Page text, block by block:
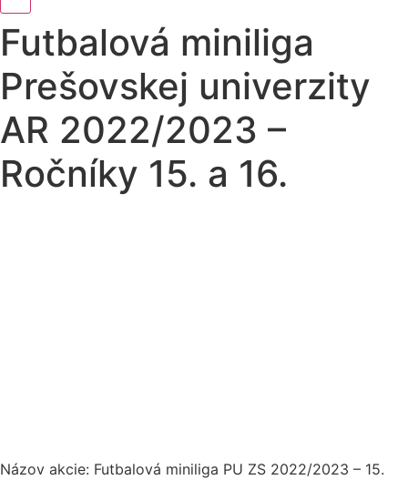
Futbalová miniliga
Prešovskej univerzity
AR 2022/2023 –
Ročníky 15. a 16.
Názov akcie: Futbalová miniliga PU ZS 2022/2023 – 15.